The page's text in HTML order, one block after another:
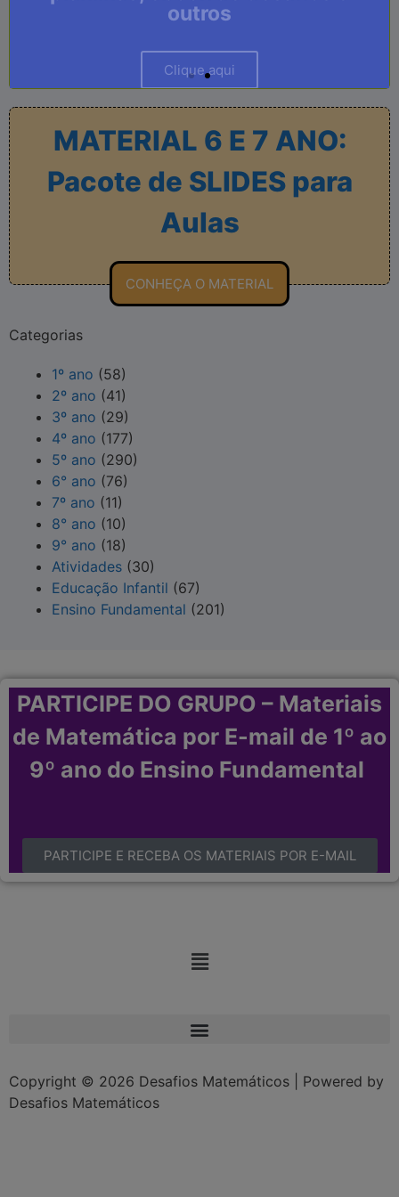
MATERIAL 6 E 7 ANO:
Pacote de SLIDES para
Aulas
CONHEÇA O MATERIAL
Categorias
1º ano (58)
2º ano (41)
3º ano (29)
4º ano (177)
5º ano (290)
6° ano (76)
7º ano (11)
8° ano (10)
9° ano (18)
Atividades (30)
Educação Infantil (67)
Ensino Fundamental (201)
PARTICIPE DO GRUPO – Materiais
de Matemática por E-mail de 1º ao
9º ano do Ensino Fundamental
PARTICIPE E RECEBA OS MATERIAIS POR E-MAIL
Copyright © 2026 Desafios Matemáticos | Powered by
Desafios Matemáticos